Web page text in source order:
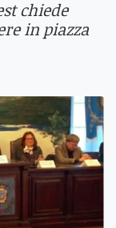
chiede
in piazza